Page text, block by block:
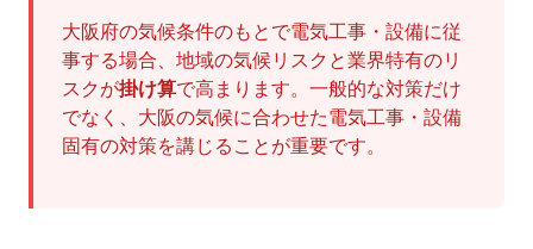
大阪府の気候条件のもとで電気工事・設備に従
事する場合、地域の気候リスクと業界特有のリ
スクが掛け算で高まります。一般的な対策だけ
でなく、大阪の気候に合わせた電気工事・設備
固有の対策を講じることが重要です。